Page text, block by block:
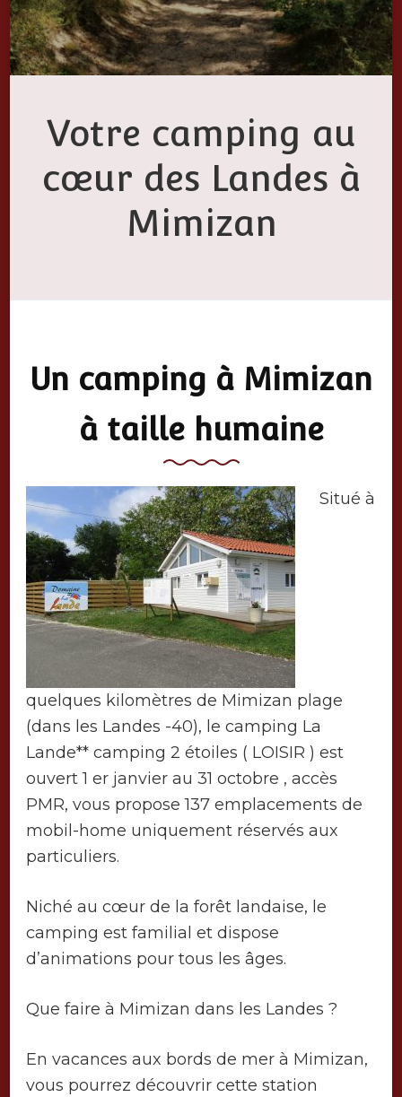
Votre camping au
cœur des Landes à
Mimizan
Un camping à Mimizan
à taille humaine
Situé à
quelques kilomètres de Mimizan plage
(dans les Landes -40), le camping La
Lande** camping 2 étoiles ( LOISIR ) est
ouvert 1 er janvier au 31 octobre , accès
PMR, vous propose 137 emplacements de
mobil-home uniquement réservés aux
particuliers.
Niché au cœur de la forêt landaise, le
camping est familial et dispose
d’animations pour tous les âges.
Que faire à Mimizan dans les Landes ?
En vacances aux bords de mer à Mimizan,
vous pourrez découvrir cette station